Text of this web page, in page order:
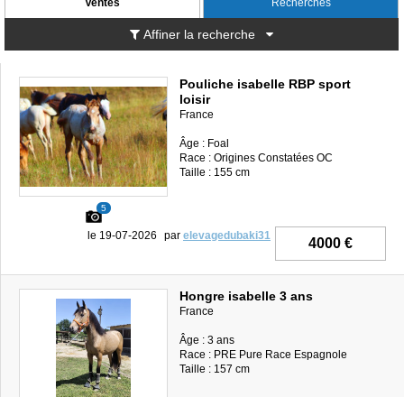
Ventes Recherches
Affiner la recherche
5
Pouliche isabelle RBP sport
loisir
France
Âge : Foal
Race : Origines Constatées OC
Taille : 155 cm
4000 €
le 19-07-2026 par elevagedubaki31
Hongre isabelle 3 ans
France
Âge : 3 ans
Race : PRE Pure Race Espagnole
Taille : 157 cm